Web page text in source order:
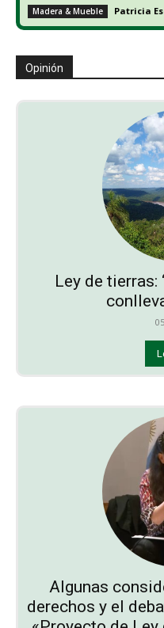
Madera & Mueble Patricia
Opinión
Ley de tierras:
Algunas
derechos y el